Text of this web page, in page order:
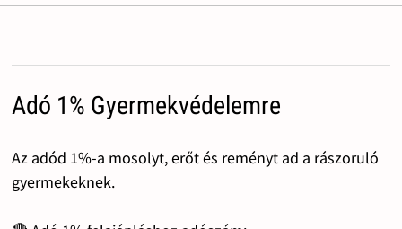
Adó 1% Gyermekvédelemre
Az adód 1%-a mosolyt, erőt és reményt ad a rászoruló
gyermekeknek.